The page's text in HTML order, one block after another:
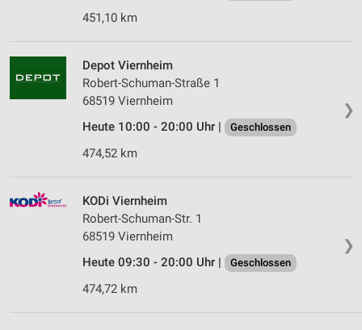
451,10 km
❯
Depot Viernheim
Robert-Schuman-Straße 1
68519 Viernheim
Heute 10:00 - 20:00 Uhr |
Geschlossen
474,52 km
❯
KODi Viernheim
Robert-Schuman-Str. 1
68519 Viernheim
Heute 09:30 - 20:00 Uhr |
Geschlossen
474,72 km